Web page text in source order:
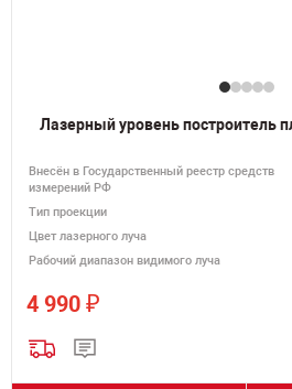
Лазерный уровень построитель
Внесён в Государственный реестр средств
измерений РФ
Тип проекции
Цвет лазерного луча
Рабочий диапазон видимого луча
4 990 ₽